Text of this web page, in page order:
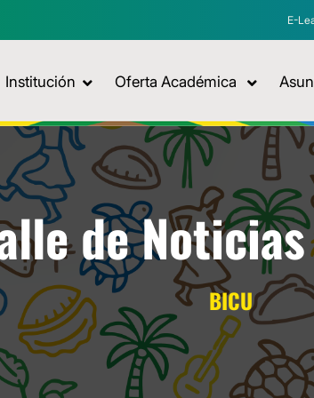
E-
Institución Oferta Académica
de
BICU